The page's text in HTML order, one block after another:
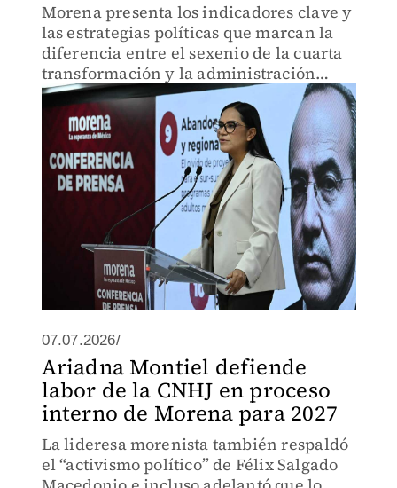
Morena presenta los indicadores clave y
las estrategias políticas que marcan la
diferencia entre el sexenio de la cuarta
transformación y la administración
panista.
07.07.2026/
Ariadna Montiel defiende
labor de la CNHJ en proceso
interno de Morena para 2027
La lideresa morenista también respaldó
el “activismo político” de Félix Salgado